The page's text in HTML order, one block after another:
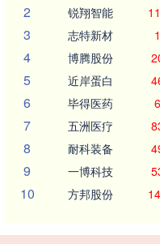
2 锐翔智能
3 志特新材
4 博腾股份
5 近岸蛋白
6 毕得医药
7 五洲医疗
8 耐科装备
9 一博科技
10 方邦股份